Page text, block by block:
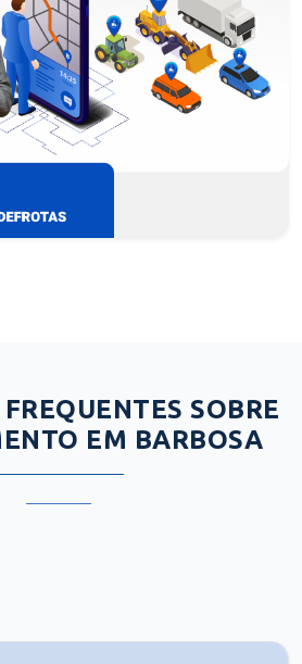
SOBRE
EM BARBOSA